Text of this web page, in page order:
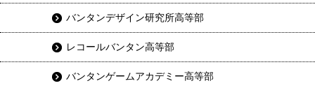
バンタンデザイン研究所高等部
レコールバンタン高等部
バンタンゲームアカデミー高等部